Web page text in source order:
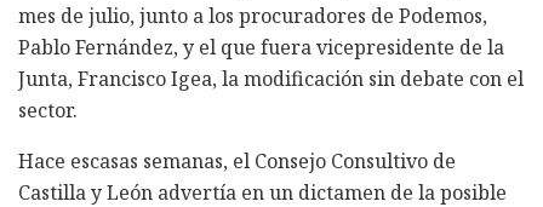
mes de julio, junto a los procuradores de Podemos,
Pablo Fernández, y el que fuera vicepresidente de la
Junta, Francisco Igea, la modificación sin debate con el
sector.
Hace escasas semanas, el Consejo Consultivo de
Castilla y León advertía en un dictamen de la posible